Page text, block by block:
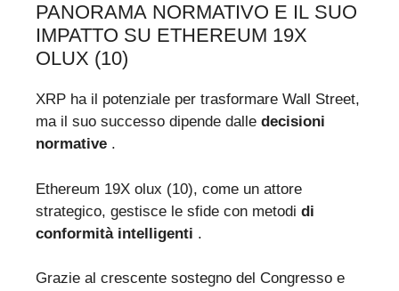
PANORAMA NORMATIVO E IL SUO
IMPATTO SU ETHEREUM 19X
OLUX (10)
XRP ha il potenziale per trasformare Wall Street,
ma il suo successo dipende dalle decisioni
normative .
Ethereum 19X olux (10), come un attore
strategico, gestisce le sfide con metodi di
conformità intelligenti .
Grazie al crescente sostegno del Congresso e